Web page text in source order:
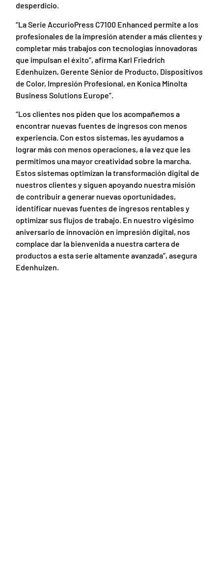
desperdicio.
“La Serie AccurioPress C7100 Enhanced permite a los
profesionales de la impresión atender a más clientes y
completar más trabajos con tecnologías innovadoras
que impulsan el éxito”, afirma Karl Friedrich
Edenhuizen, Gerente Sénior de Producto, Dispositivos
de Color, Impresión Profesional, en Konica Minolta
Business Solutions Europe”.
“Los clientes nos piden que los acompañemos a
encontrar nuevas fuentes de ingresos con menos
experiencia. Con estos sistemas, les ayudamos a
lograr más con menos operaciones, a la vez que les
permitimos una mayor creatividad sobre la marcha.
Estos sistemas optimizan la transformación digital de
nuestros clientes y siguen apoyando nuestra misión
de contribuir a generar nuevas oportunidades,
identificar nuevas fuentes de ingresos rentables y
optimizar sus flujos de trabajo. En nuestro vigésimo
aniversario de innovación en impresión digital, nos
complace dar la bienvenida a nuestra cartera de
productos a esta serie altamente avanzada”, asegura
Edenhuizen.